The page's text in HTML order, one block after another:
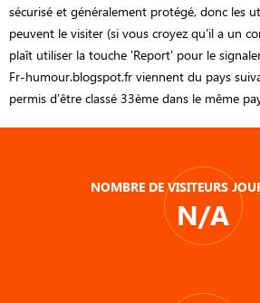
sécurisé et généralement protégé, donc les
peuvent le visiter (si vous croyez qu'il a un
plaît utiliser la touche 'Report' pour le
Fr-humour.blogspot.fr viennent du pays
permis d’être classé 33ème dans le même
NOMBRE DE VISITEURS
N/A